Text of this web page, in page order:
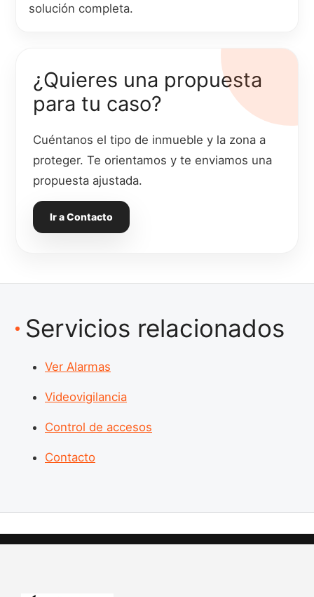
solución completa.
¿Quieres una propuesta
para tu caso?
Cuéntanos el tipo de inmueble y la zona a
proteger. Te orientamos y te enviamos una
propuesta ajustada.
Ir a Contacto
Servicios relacionados
Ver Alarmas
Videovigilancia
Control de accesos
Contacto